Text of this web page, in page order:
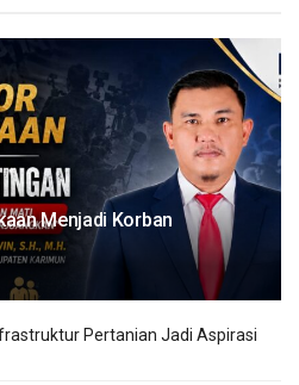
Menjadi Korban
Pertanian Jadi Aspirasi